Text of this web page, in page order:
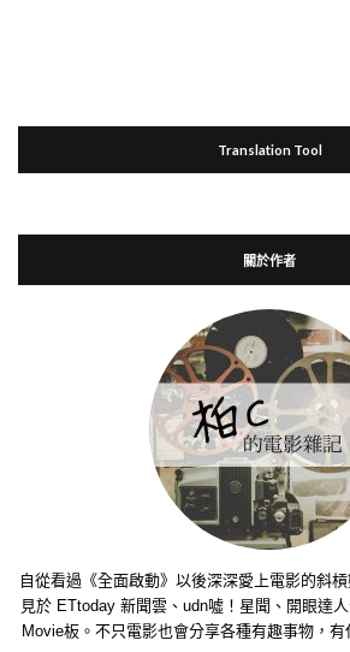
Translation Tool
關於作者
自從看過《全面啟動》以後深深愛上電影的斜
見於 ETtoday 新聞雲、udn噓！星聞、開眼達
Movie板。不只電影也會分享各種有趣事物，有